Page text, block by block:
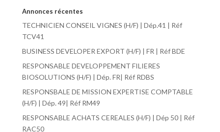
Annonces récentes
TECHNICIEN CONSEIL VIGNES (H/F) | Dép.41 | Réf
TCV41
BUSINESS DEVELOPER EXPORT (H/F) | FR | Réf BDE
RESPONSABLE DEVELOPPEMENT FILIERES
BIOSOLUTIONS (H/F) | Dép. FR| Réf RDBS
RESPONSBALE DE MISSION EXPERTISE COMPTABLE
(H/F) | Dép. 49| Réf RM49
RESPONSABLE ACHATS CEREALES (H/F) | Dép 50 | Réf
RAC50